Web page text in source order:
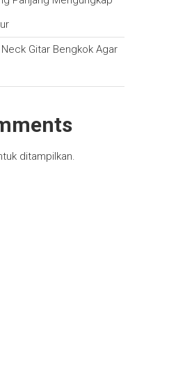
Gitar Bengkok Agar
ditampilkan.